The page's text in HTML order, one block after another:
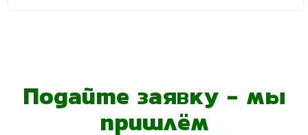
Подайте заявку - мы
пришлём